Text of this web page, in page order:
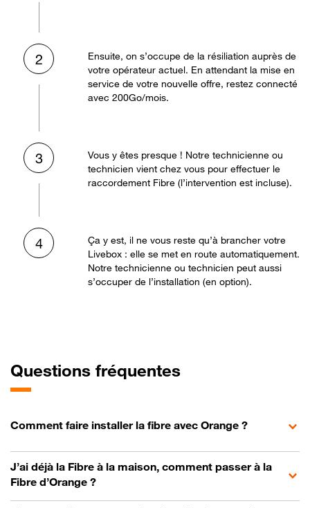
2
Ensuite, on s’occupe de la résiliation auprès de
votre opérateur actuel. En attendant la mise en
service de votre nouvelle offre, restez connecté
avec 200Go/mois.
3
Vous y êtes presque ! Notre technicienne ou
technicien vient chez vous pour effectuer le
raccordement Fibre (l’intervention est incluse).
4
Ça y est, il ne vous reste qu’à brancher votre
Livebox : elle se met en route automatiquement.
Notre technicienne ou technicien peut aussi
s’occuper de l’installation (en option).
Questions fréquentes
Comment faire installer la fibre avec Orange ?
J’ai déjà la Fibre à la maison, comment passer à la
Fibre d’Orange ?